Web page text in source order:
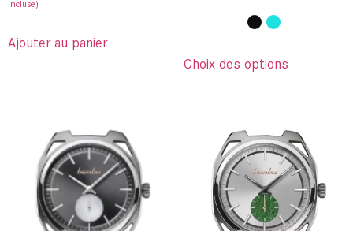
incluse)
Ajouter au panier
Choix des options